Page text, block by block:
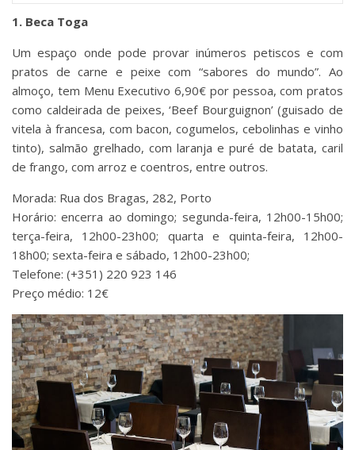
1. Beca Toga
Um espaço onde pode provar inúmeros petiscos e com
pratos de carne e peixe com “sabores do mundo”. Ao
almoço, tem Menu Executivo 6,90€ por pessoa, com pratos
como caldeirada de peixes, ‘Beef Bourguignon’ (guisado de
vitela à francesa, com bacon, cogumelos, cebolinhas e vinho
tinto), salmão grelhado, com laranja e puré de batata, caril
de frango, com arroz e coentros, entre outros.
Morada: Rua dos Bragas, 282, Porto
Horário: encerra ao domingo; segunda-feira, 12h00-15h00;
terça-feira, 12h00-23h00; quarta e quinta-feira, 12h00-
18h00; sexta-feira e sábado, 12h00-23h00;
Telefone: (+351) 220 923 146
Preço médio: 12€